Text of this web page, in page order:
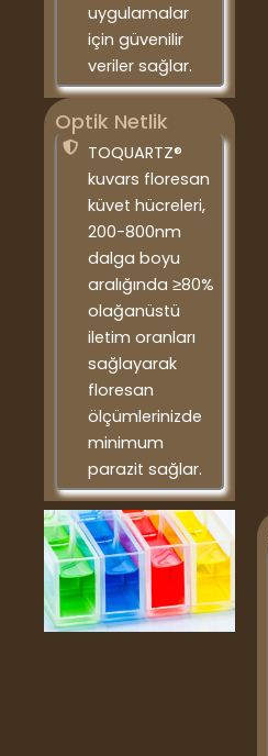
uygulamalar
için güvenilir
veriler sağlar.
Optik Netlik
TOQUARTZ®
kuvars floresan
küvet hücreleri,
200-800nm
dalga boyu
aralığında ≥80%
olağanüstü
iletim oranları
sağlayarak
floresan
ölçümlerinizde
minimum
parazit sağlar.